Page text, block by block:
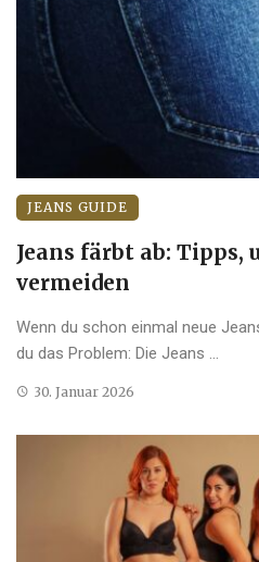
JEANS GUIDE
Jeans färbt ab: Tipps,
vermeiden
Wenn du schon einmal neue
du das Problem: Die Jeans ...
30. Januar 2026